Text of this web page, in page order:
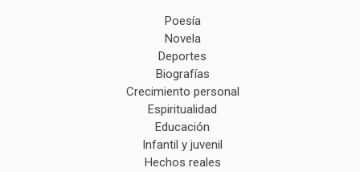
Poesía
Novela
Deportes
Biografías
Crecimiento personal
Espiritualidad
Educación
Infantil y juvenil
Hechos reales